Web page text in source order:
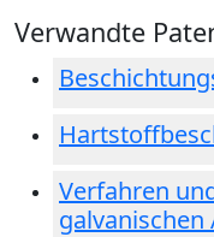
Verwandte
Verfahren
galvanischen